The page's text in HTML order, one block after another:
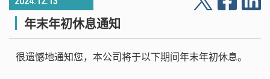
年末年初休息通知
很遗憾地通知您，本公司将于以下期间年末年初休息。